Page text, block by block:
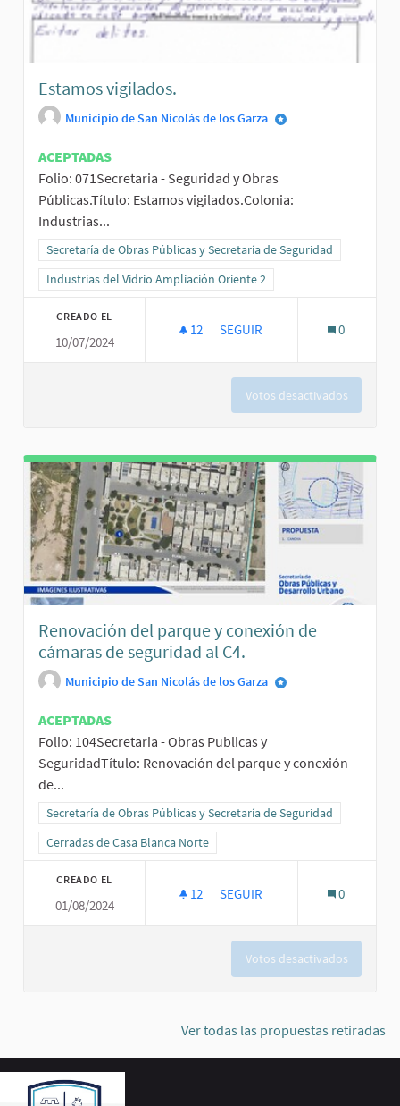
Estamos vigilados.
Municipio de San Nicolás de los Garza
ACEPTADAS
Folio: 071Secretaria - Seguridad y Obras
Públicas.Título: Estamos vigilados.Colonia:
Industrias...
Resultados al filtrar por la categoría: Secretaría de Obras Públicas
Secretaría de Obras Públicas y Secretaría de Seguridad
Resultados al filtrar por el ámbito: Industrias del Vidrio
Industrias del Vidrio Ampliación Oriente 2
CREADO EL
10/07/2024
12 12 SEGUIDORAS
SEGUIR 0
Votos desactivados
Renovación del parque y conexión de
cámaras de seguridad al C4.
Municipio de San Nicolás de los Garza
ACEPTADAS
Folio: 104Secretaria - Obras Publicas y
SeguridadTítulo: Renovación del parque y conexión
de...
Resultados al filtrar por la categoría: Secretaría de Obras Públicas
Secretaría de Obras Públicas y Secretaría de Seguridad
Resultados al filtrar por el ámbito: Cerradas de Casa Blanca Norte
Cerradas de Casa Blanca Norte
CREADO EL
01/08/2024
12 12 SEGUIDORAS
SEGUIR 0
Votos desactivados
Ver todas las propuestas retiradas